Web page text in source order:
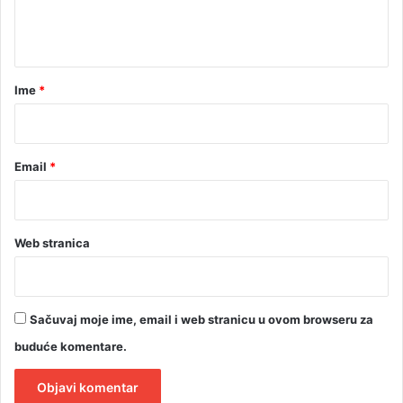
rIme *
Email *
Web stranica
Sačuvaj moje ime, email i web stranicu u ovom browseru za
buduće komentare.